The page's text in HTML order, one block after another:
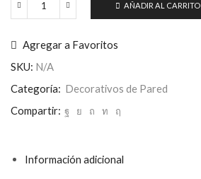
Carlos
Vinilo
Decorativo
cantidad
AÑADIR AL CARRITO
Agregar a Favoritos
SKU: N/A
Categoría: Decorativos de Pared
Compartir:
Información adicional